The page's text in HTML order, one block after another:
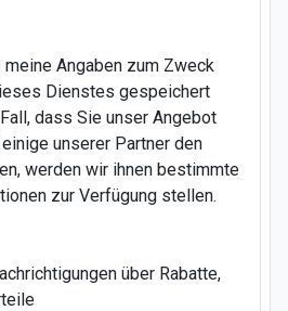
Angaben zum Zweck
Dienstes gespeichert
dass Sie unser Angebot
unserer Partner den
werden wir ihnen bestimmte
zur Verfügung stellen.
über Rabatte,